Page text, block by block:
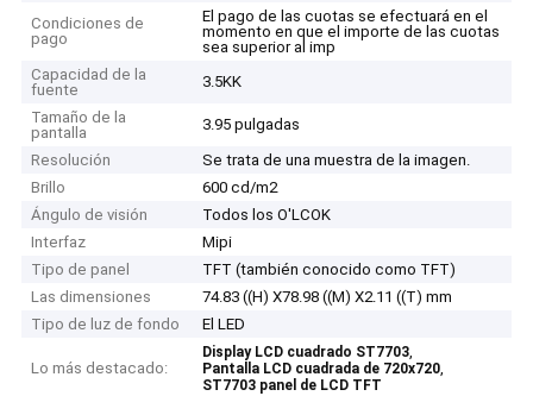
Condiciones de
pago
El pago de las cuotas se efectuará en el
momento en que el importe de las cuotas
sea superior al imp
Capacidad de la
fuente
3.5KK
Tamaño de la
pantalla
3.95 pulgadas
Resolución
Se trata de una muestra de la imagen.
Brillo
600 cd/m2
Ángulo de visión
Todos los O'LCOK
Interfaz
Mipi
Tipo de panel
TFT (también conocido como TFT)
Las dimensiones
74.83 ((H) X78.98 ((M) X2.11 ((T) mm
Tipo de luz de fondo
El LED
Lo más destacado:
Display LCD cuadrado ST7703,
Pantalla LCD cuadrada de 720x720,
ST7703 panel de LCD TFT